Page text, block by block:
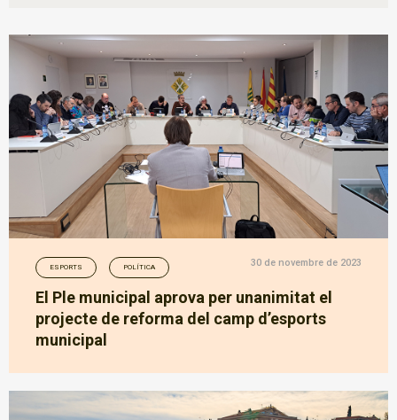
ESPORTS POLÍTICA 30 de novembre de 2023
El Ple municipal aprova per unanimitat el
projecte de reforma del camp d’esports
municipal